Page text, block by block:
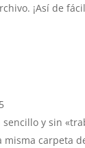
¡Así de
y sin
misma carpeta